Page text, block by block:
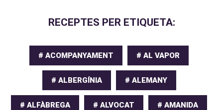
RECEPTES PER ETIQUETA:
# ACOMPANYAMENT # AL VAPOR
# ALBERGÍNIA # ALEMANY
# ALFÀBREGA # ALVOCAT # AMANIDA